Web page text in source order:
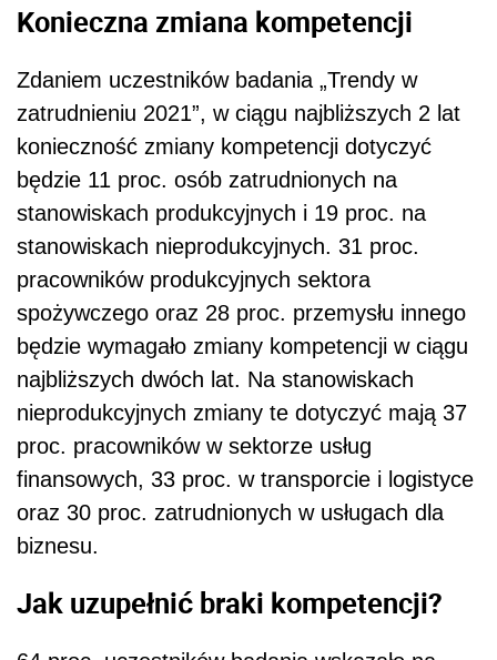
Konieczna zmiana kompetencji
Zdaniem uczestników badania „Trendy w
zatrudnieniu 2021”, w ciągu najbliższych 2 lat
konieczność zmiany kompetencji dotyczyć
będzie 11 proc. osób zatrudnionych na
stanowiskach produkcyjnych i 19 proc. na
stanowiskach nieprodukcyjnych. 31 proc.
pracowników produkcyjnych sektora
spożywczego oraz 28 proc. przemysłu innego
będzie wymagało zmiany kompetencji w ciągu
najbliższych dwóch lat. Na stanowiskach
nieprodukcyjnych zmiany te dotyczyć mają 37
proc. pracowników w sektorze usług
finansowych, 33 proc. w transporcie i logistyce
oraz 30 proc. zatrudnionych w usługach dla
biznesu.
Jak uzupełnić braki kompetencji?